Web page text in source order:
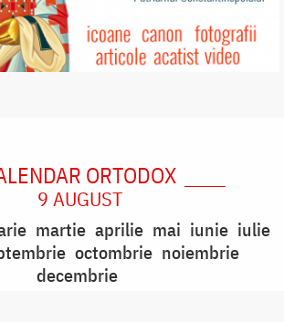
ORTODOX
9 AUGUST
martie aprilie mai iunie iulie
octombrie noiembrie
decembrie